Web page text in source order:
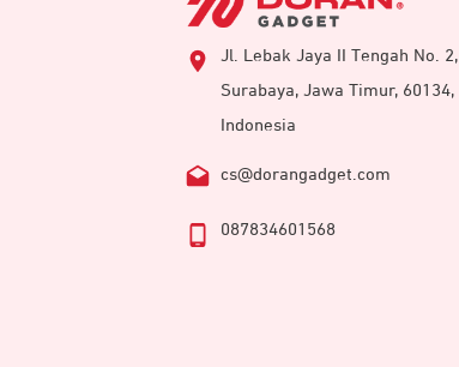
Jl. Lebak Jaya II Tengah No. 2,
Surabaya, Jawa Timur, 60134,
Indonesia
cs@dorangadget.com
087834601568